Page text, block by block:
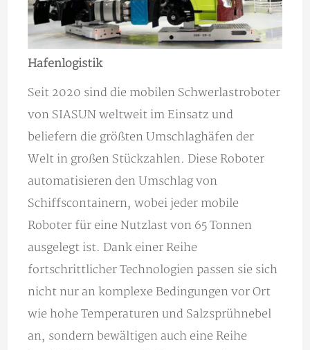
Hafenlogistik
Seit 2020 sind die mobilen Schwerlastroboter
von SIASUN weltweit im Einsatz und
beliefern die größten Umschlaghäfen der
Welt in großen Stückzahlen. Diese Roboter
automatisieren den Umschlag von
Schiffscontainern, wobei jeder mobile
Roboter für eine Nutzlast von 65 Tonnen
ausgelegt ist. Dank einer Reihe
fortschrittlicher Technologien passen sie sich
nicht nur an komplexe Bedingungen vor Ort
wie hohe Temperaturen und Salzsprühnebel
an, sondern bewältigen auch eine Reihe